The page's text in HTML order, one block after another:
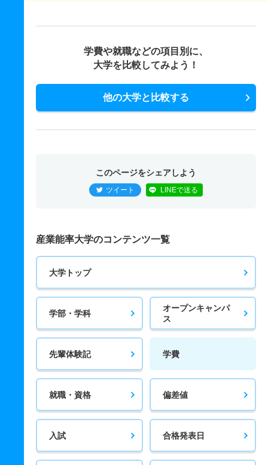
学費や就職などの項目別に、
大学を比較してみよう！
他の大学と比較する
このページをシェアしよう
ツイート LINEで送る
産業能率大学のコンテンツ一覧
大学トップ
学部・学科
オープンキャンパ
ス
先輩体験記 学費
就職・資格 偏差値
入試 合格発表日